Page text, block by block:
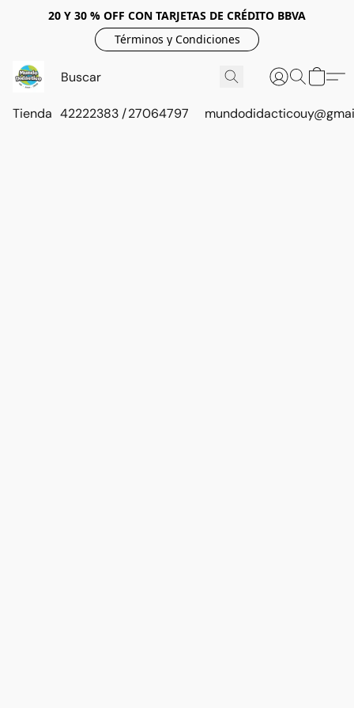
20 Y 30 % OFF CON TARJETAS DE CRÉDITO BBVA
Términos y Condiciones
Tienda 42222383 / 27064797